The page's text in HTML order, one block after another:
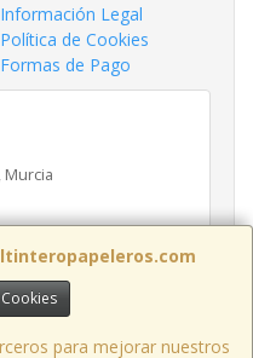
para mejorar nuestros
Información Legal
Política de Cookies
Formas de Pago
, Murcia